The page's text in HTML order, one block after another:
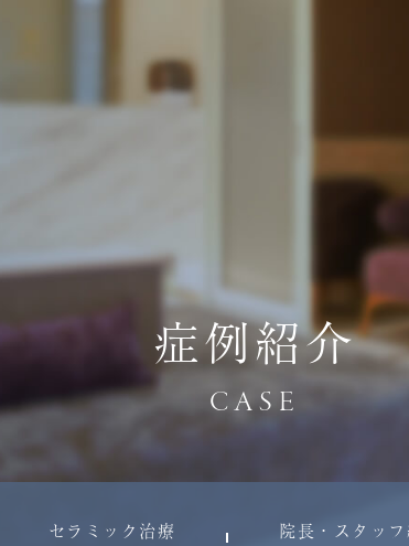
症例紹介
CASE
セラミック治療 院長・スタッ